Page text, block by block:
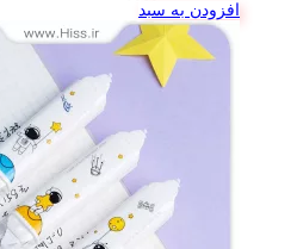
افزودن به سبد